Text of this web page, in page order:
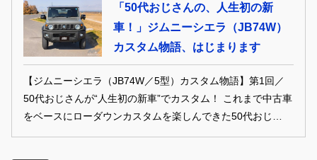
満々。初のリフトアップ仕様にあーだこーだと妄想が止まり
ません。“人生初の新車”を、ときにD.I.Yで、ときにプロの手
腕を頼ってどうイジっていくのか!? オーナー目線のカスタム
物語を不定期連載でお届けします！
「50代おじさんの、人生初の新
車！」ジムニーシエラ（JB74W）
カスタム物語、はじまります
【ジムニーシエラ（JB74W／5型）カスタム物語】第1回／
50代おじさんが“人生初の新車”でカスタム！ これまで中古車
をベースにローダウンカスタムを楽しんできた50代おじさん